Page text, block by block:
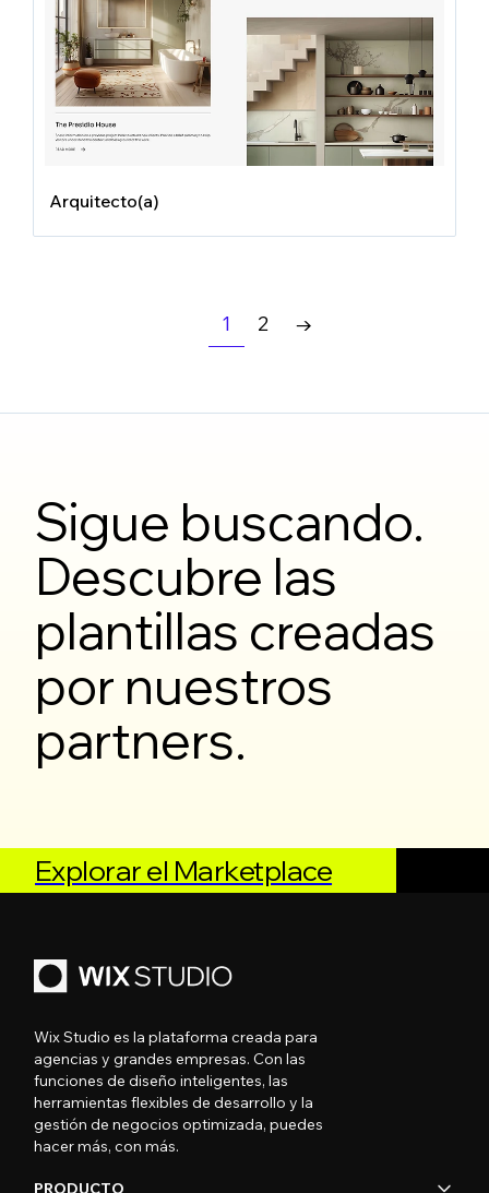
Arquitecto(a)
1 2 →
Sigue buscando.
Descubre las
plantillas creadas
por nuestros
partners.
Explorar el Marketplace
Wix Studio es la plataforma creada para
agencias y grandes empresas. Con las
funciones de diseño inteligentes, las
herramientas flexibles de desarrollo y la
gestión de negocios optimizada, puedes
hacer más, con más.
PRODUCTO